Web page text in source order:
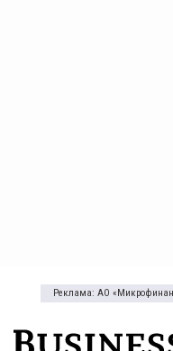
Реклама: АО